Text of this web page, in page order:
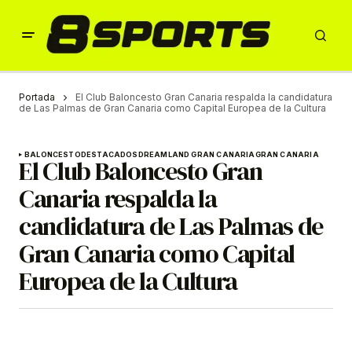
Portada
El Club Baloncesto Gran Canaria respalda la candidatura
de Las Palmas de Gran Canaria como Capital Europea de la Cultura
BALONCESTODESTACADOSDREAMLAND GRAN CANARIAGRAN CANARIA
El Club Baloncesto Gran
Canaria respalda la
candidatura de Las Palmas de
Gran Canaria como Capital
Europea de la Cultura